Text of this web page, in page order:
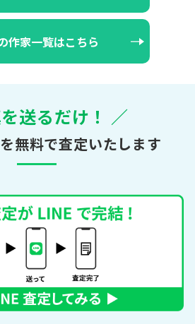
作家一覧はこちら
送るだけ！ ／
無料で査定いたします